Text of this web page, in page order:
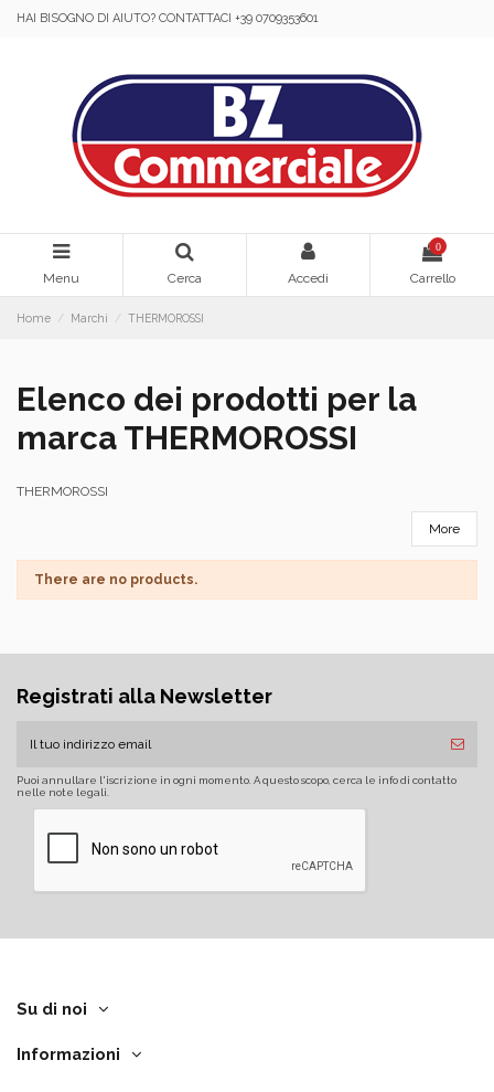
HAI BISOGNO DI AIUTO? CONTATTACI +39 0709353601
Menu Cerca Accedi
0
Carrello
Home Marchi THERMOROSSI
Elenco dei prodotti per la
marca THERMOROSSI
THERMOROSSI
More
There are no products.
Registrati alla Newsletter
Puoi annullare l'iscrizione in ogni momento. A questo scopo, cerca le info di contatto
nelle note legali.
Su di noi
Informazioni